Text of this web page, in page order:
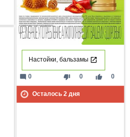
Настойки, бальзамы
thumb_down 0 thumb_up 0
mode_comment 0
Осталось 2дня